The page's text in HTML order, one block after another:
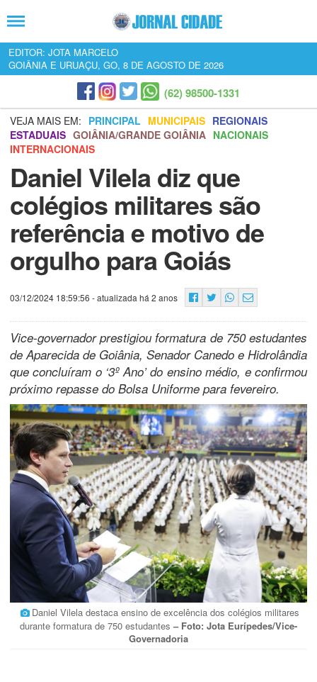
EDITOR: JOTA MARCELO
GOIÂNIA E URUAÇU, GO, 8 DE AGOSTO DE 2026
(62) 98500-1331
VEJA MAIS EM: PRINCIPAL MUNICIPAIS REGIONAIS
ESTADUAIS GOIÂNIA/GRANDE GOIÂNIA NACIONAIS
INTERNACIONAIS
Daniel Vilela diz que
colégios militares são
referência e motivo de
orgulho para Goiás
03/12/2024 18:59:56 - atualizada há 2 anos
Vice-governador prestigiou formatura de 750 estudantes
de Aparecida de Goiânia, Senador Canedo e Hidrolândia
que concluíram o ‘3º Ano’ do ensino médio, e confirmou
próximo repasse do Bolsa Uniforme para fevereiro.
Daniel Vilela destaca ensino de excelência dos colégios militares
durante formatura de 750 estudantes – Foto: Jota Eurípedes/Vice-
Governadoria